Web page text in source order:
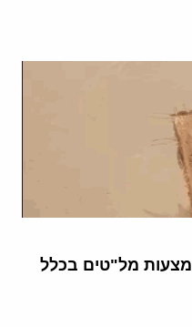
מל"טים בכלל